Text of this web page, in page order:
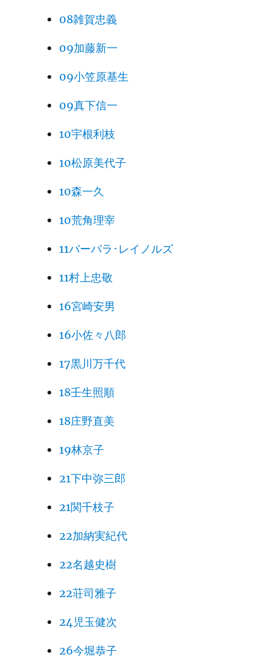
08雑賀忠義
09加藤新一
09小笠原基生
09真下信一
10宇根利枝
10松原美代子
10森一久
10荒角理宰
11バーバラ･レイノルズ
11村上忠敬
16宮崎安男
16小佐々八郎
17黒川万千代
18壬生照順
18庄野直美
19林京子
21下中弥三郎
21関千枝子
22加納実紀代
22名越史樹
22荘司雅子
24児玉健次
26今堀恭子